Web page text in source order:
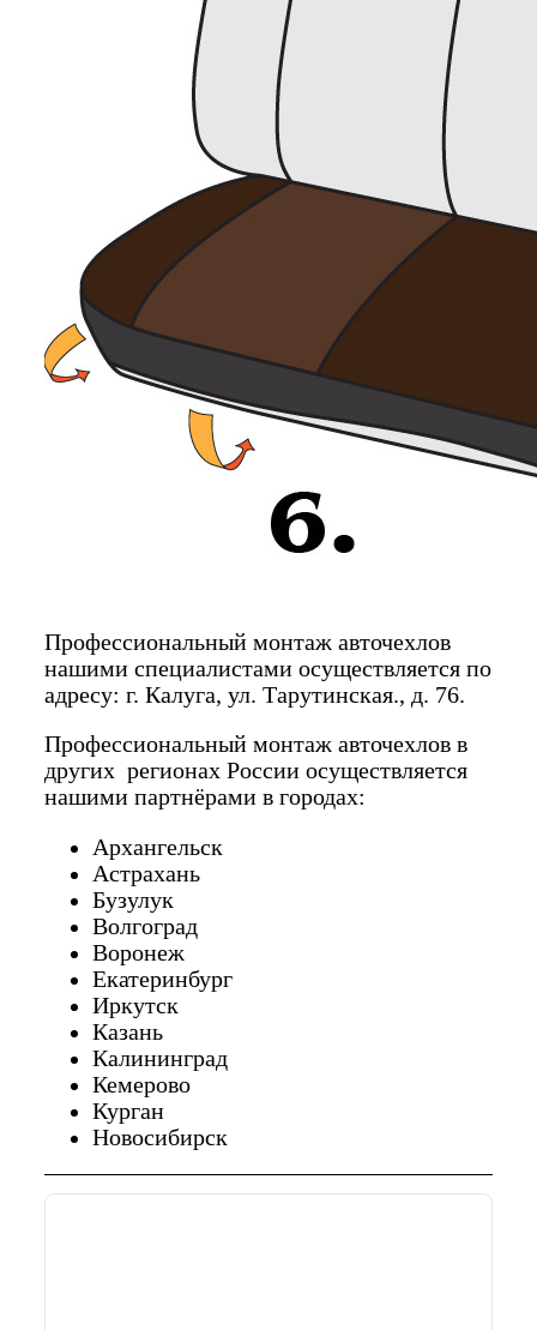
Профессиональный монтаж авточехлов
нашими специалистами осуществляется по
адресу: г. Калуга, ул. Тарутинская., д. 76.
Профессиональный монтаж авточехлов в
других регионах России осуществляется
нашими партнёрами в городах:
Архангельск
Астрахань
Бузулук
Волгоград
Воронеж
Екатеринбург
Иркутск
Казань
Калининград
Кемерово
Курган
Новосибирск